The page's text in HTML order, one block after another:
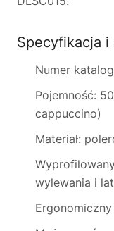
Specyfikacja i
Numer
Pojemność:
cappuccino)
Materiał:
wylewania i